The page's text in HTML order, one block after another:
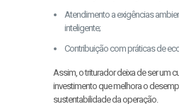
Atendimento a exigências
inteligente;
Contribuição com práticas de
Assim, o triturador deixa de ser um
investimento que melhora o
sustentabilidade da operação.